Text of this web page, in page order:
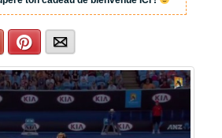
Pinterest